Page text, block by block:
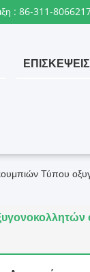
: 86-311-
Τύπου